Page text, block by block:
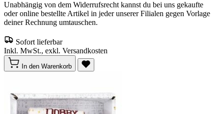
Unabhängig von dem Widerrufsrecht kannst du bei uns gekaufte
oder online bestellte Artikel in jeder unserer Filialen gegen Vorlage
deiner Rechnung umtauschen.
Sofort lieferbar
Inkl. MwSt., exkl. Versandkosten
In den Warenkorb